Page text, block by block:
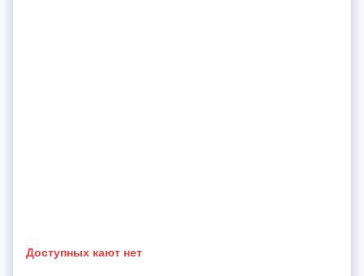
Доступных кают нет